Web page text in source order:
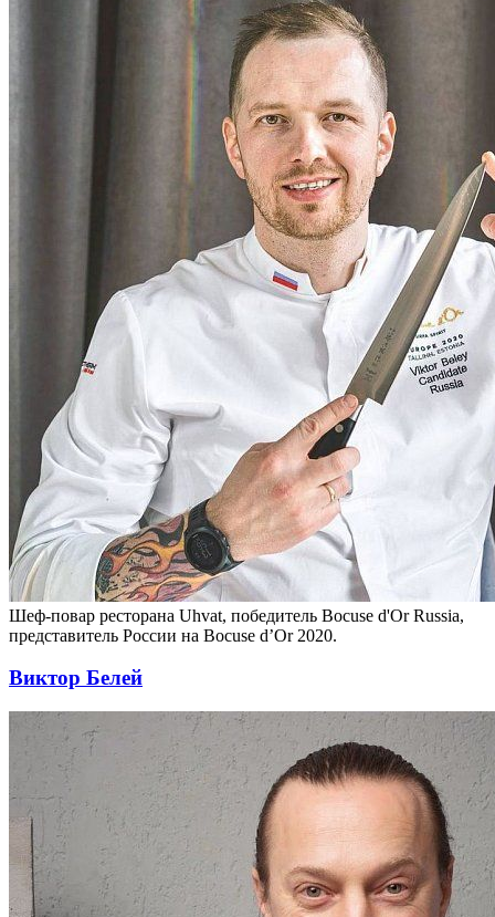
Шеф-повар ресторана Uhvat, победитель Bocuse d'Or Russia,
представитель России на Bocuse d’Or 2020.
Виктор Белей